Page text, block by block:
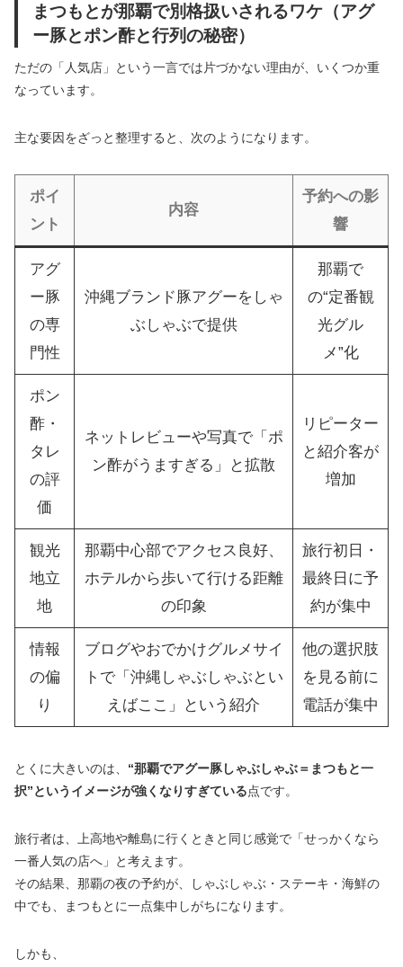
まつもとが那覇で別格扱いされるワケ（アグ
ー豚とポン酢と行列の秘密）
ただの「人気店」という一言では片づかない理由が、いくつか重
なっています。
主な要因をざっと整理すると、次のようになります。
ポイ
ント
内容
予約への影
響
アグ
ー豚
の専
門性
沖縄ブランド豚アグーをしゃ
ぶしゃぶで提供
那覇で
の“定番観
光グル
メ”化
ポン
酢・
タレ
の評
価
ネットレビューや写真で「ポ
ン酢がうますぎる」と拡散
リピーター
と紹介客が
増加
観光
地立
地
那覇中心部でアクセス良好、
ホテルから歩いて行ける距離
の印象
旅行初日・
最終日に予
約が集中
情報
の偏
り
ブログやおでかけグルメサイ
トで「沖縄しゃぶしゃぶとい
えばここ」という紹介
他の選択肢
を見る前に
電話が集中
とくに大きいのは、 “那覇でアグー豚しゃぶしゃぶ＝まつもと一
択”というイメージが強くなりすぎている点です。
旅行者は、上高地や離島に行くときと同じ感覚で「せっかくなら
一番人気の店へ」と考えます。
その結果、那覇の夜の予約が、しゃぶしゃぶ・ステーキ・海鮮の
中でも、まつもとに一点集中しがちになります。
しかも、